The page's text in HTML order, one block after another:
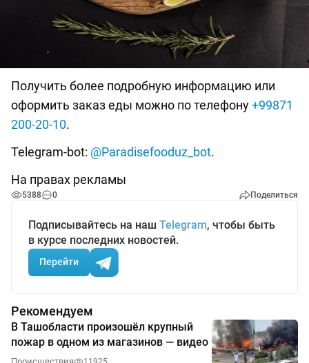
Получить более подробную информацию или
оформить заказ еды можно по телефону+99871
200-20-10.
Telegram-bot: @Paradisefooduz_bot.
На правах рекламы
5388 0 Поделиться
Подписывайтесь на наш Telegram, чтобы быть
в курсе последних новостей.
Перейти
Рекомендуем
В Ташобласти произошёл крупный
пожар в одном из магазинов — видео